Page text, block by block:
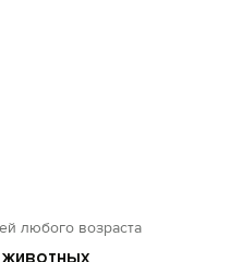
любого возраста